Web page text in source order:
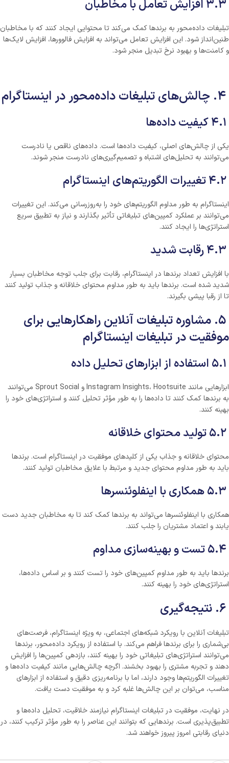
تبلیغات داده‌محور به برندها کمک می‌کند تا محتوایی ایجاد کنند که با مخاطبان
طنین‌انداز شود. این افزایش تعامل می‌تواند به افزایش فالوورها، افزایش لایک‌ها
و کامنت‌ها و بهبود نرخ تبدیل منجر شود.
یکی از چالش‌های اصلی، کیفیت داده‌ها است. داده‌های ناقص یا نادرست
می‌توانند به تحلیل‌های اشتباه و تصمیم‌گیری‌های نادرست منجر شوند.
اینستاگرام به طور مداوم الگوریتم‌های خود را به‌روزرسانی می‌کند. این تغییرات
می‌توانند بر عملکرد کمپین‌های تبلیغاتی تأثیر بگذارند و نیاز به تطبیق سریع
استراتژی‌ها را ایجاد کنند.
با افزایش تعداد برندها در اینستاگرام، رقابت برای جلب توجه مخاطبان بسیار
شدید شده است. برندها باید به طور مداوم محتوای خلاقانه و جذاب تولید کنند
تا از رقبا پیشی بگیرند.
۵. مشاوره تبلیغات آنلاین راهکارهایی برای
موفقیت در تبلیغات اینستاگرام
ابزارهایی مانند Instagram Insights، Hootsuite و Sprout Social می‌توانند
به برندها کمک کنند تا داده‌ها را به طور مؤثر تحلیل کنند و استراتژی‌های خود را
بهینه کنند.
محتوای خلاقانه و جذاب یکی از کلیدهای موفقیت در اینستاگرام است. برندها
باید به طور مداوم محتوای جدید و مرتبط با علایق مخاطبان تولید کنند.
همکاری با اینفلوئنسرها می‌تواند به برندها کمک کند تا به مخاطبان جدید دست
یابند و اعتماد مشتریان را جلب کنند.
برندها باید به طور مداوم کمپین‌های خود را تست کنند و بر اساس داده‌ها،
استراتژی‌های خود را بهینه کنند.
تبلیغات آنلاین با رویکرد شبکه‌های اجتماعی، به ویژه اینستاگرام، فرصت‌های
بی‌شماری را برای برندها فراهم می‌کند. با استفاده از رویکرد داده‌محور، برندها
می‌توانند استراتژی‌های تبلیغاتی خود را بهینه کنند، بازدهی کمپین‌ها را افزایش
دهند و تجربه مشتری را بهبود بخشند. اگرچه چالش‌هایی مانند کیفیت داده‌ها و
تغییرات الگوریتم‌ها وجود دارند، اما با برنامه‌ریزی دقیق و استفاده از ابزارهای
مناسب، می‌توان بر این چالش‌ها غلبه کرد و به موفقیت دست یافت.
در نهایت، موفقیت در تبلیغات اینستاگرام نیازمند خلاقیت، تحلیل داده‌ها و
تطبیق‌پذیری است. برندهایی که بتوانند این عناصر را به طور مؤثر ترکیب کنند، در
دنیای رقابتی امروز پیروز خواهند شد.